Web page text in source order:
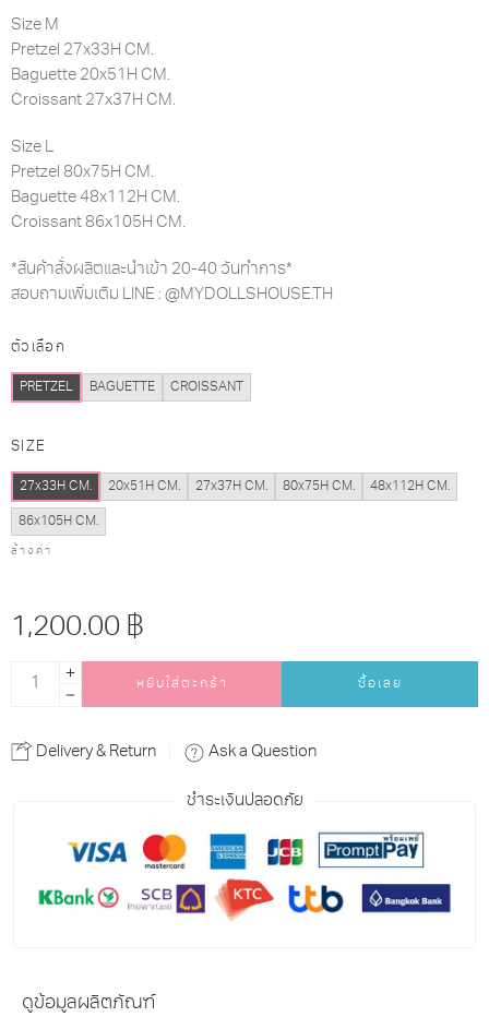
Size M
Pretzel 27x33H CM.
Baguette 20x51H CM.
Croissant 27x37H CM.
Size L
Pretzel 80x75H CM.
Baguette 48x112H CM.
Croissant 86x105H CM.
*สินค้าสั่งผลิตและนำเข้า 20-40 วันทำการ*
สอบถามเพิ่มเติม LINE : @MYDOLLSHOUSE.TH
ตัวเลือก
PRETZEL BAGUETTE CROISSANT
SIZE
27x33H CM. 20x51H CM. 27x37H CM. 80x75H CM. 48x112H CM.
86x105H CM.
ล้างค่า
1,200.00 ฿
หยิบใส่ตะกร้า ซื้อเลย
Delivery & Return Ask a Question
ชำระเงินปลอดภัย
ดูข้อมูลผลิตภัณฑ์